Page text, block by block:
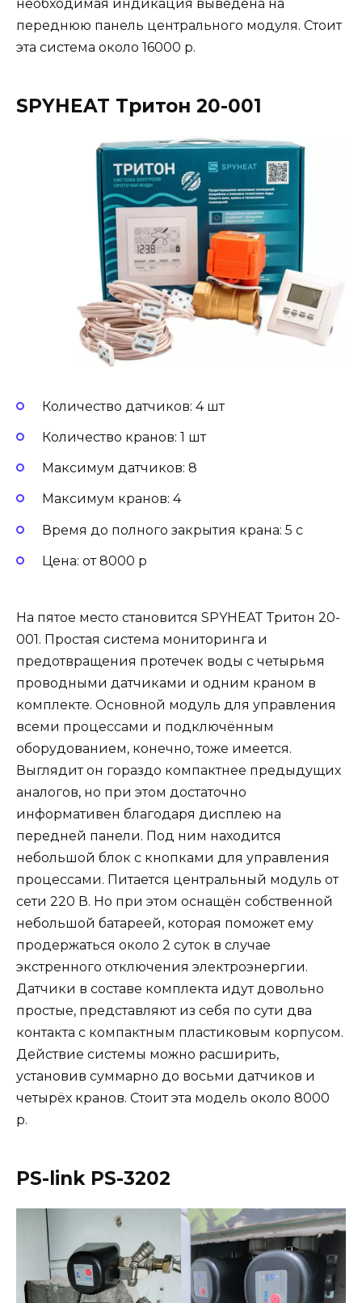
необходимая индикация выведена на
переднюю панель центрального модуля. Стоит
эта система около 16000 р.
SPYHEAT Тритон 20-001
Количество датчиков: 4 шт
Количество кранов: 1 шт
Максимум датчиков: 8
Максимум кранов: 4
Время до полного закрытия крана: 5 с
Цена: от 8000 р
На пятое место становится SPYHEAT Тритон 20-
001. Простая система мониторинга и
предотвращения протечек воды с четырьмя
проводными датчиками и одним краном в
комплекте. Основной модуль для управления
всеми процессами и подключённым
оборудованием, конечно, тоже имеется.
Выглядит он гораздо компактнее предыдущих
аналогов, но при этом достаточно
информативен благодаря дисплею на
передней панели. Под ним находится
небольшой блок с кнопками для управления
процессами. Питается центральный модуль от
сети 220 В. Но при этом оснащён собственной
небольшой батареей, которая поможет ему
продержаться около 2 суток в случае
экстренного отключения электроэнергии.
Датчики в составе комплекта идут довольно
простые, представляют из себя по сути два
контакта с компактным пластиковым корпусом.
Действие системы можно расширить,
установив суммарно до восьми датчиков и
четырёх кранов. Стоит эта модель около 8000
р.
PS-link PS-3202